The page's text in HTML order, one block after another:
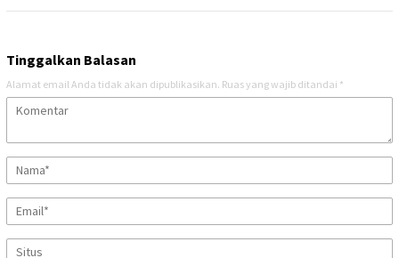
Tinggalkan Balasan
Alamat email Anda tidak akan dipublikasikan. Ruas yang wajib ditandai *